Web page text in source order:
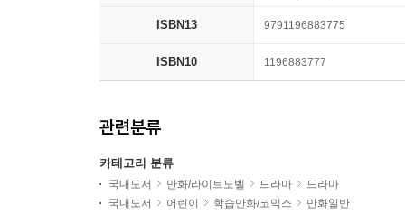
ISBN13 9791196883775
ISBN10 1196883777
관련분류
카테고리 분류
국내도서 만화/라이트노벨 드라마
드라마
국내도서
어린이 학습만화/코믹스 만화일반